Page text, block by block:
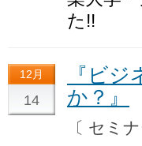
た!!
12月
14
『ビ
か？』
〔 セミ